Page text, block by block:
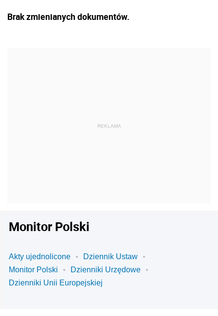
Brak zmienianych dokumentów.
Monitor Polski
Akty ujednolicone
Dziennik Ustaw
Monitor Polski
Dzienniki Urzędowe
Dzienniki Unii Europejskiej